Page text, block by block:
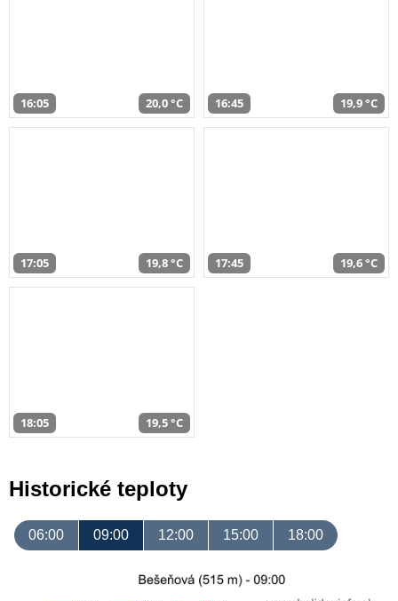
16:05 20,0 °C 16:45 19,9 °C
17:05 19,8 °C 17:45 19,6 °C
18:05 19,5 °C
Historické teploty
06:00 09:00 12:00 15:00 18:00